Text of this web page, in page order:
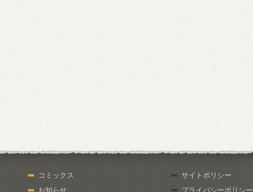
コミックス
お知らせ
サイトポリシー
プライバシーポリシー